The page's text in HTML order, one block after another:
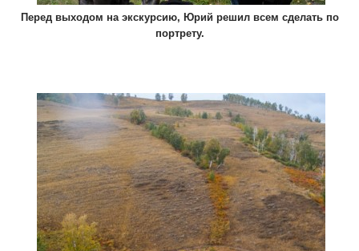
Перед выходом на экскурсию, Юрий решил всем сделать по
портрету.